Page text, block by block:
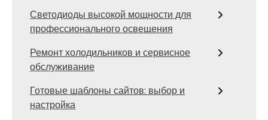
Светодиоды высокой мощности для
профессионального освещения
Ремонт холодильников и сервисное
обслуживание
Готовые шаблоны сайтов: выбор и
настройка